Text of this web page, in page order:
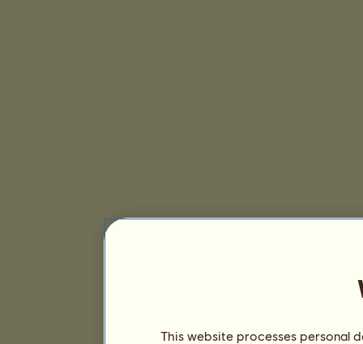
This website processes personal